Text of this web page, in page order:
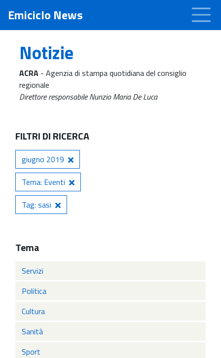
Emiciclo News
Notizie
ACRA - Agenzia di stampa quotidiana del consiglio
regionale
Direttore responsabile Nunzio Maria De Luca
FILTRI DI RICERCA
giugno 2019
Tema: Eventi
Tag: sasi
Tema
Servizi
Politica
Cultura
Sanità
Sport